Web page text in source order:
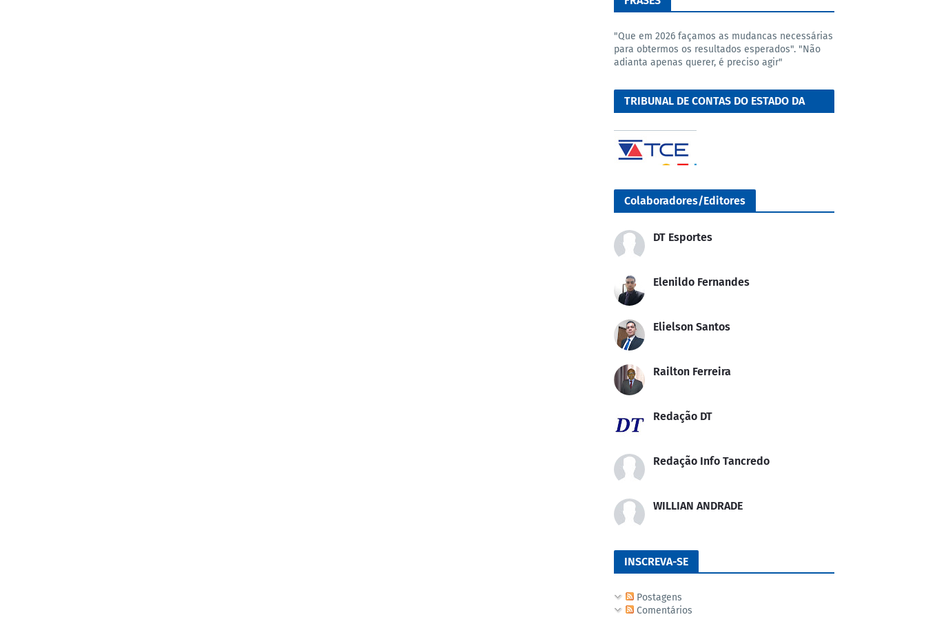
"Que em 2026 façamos as mudancas necessárias
para obtermos os resultados esperados". "Não
adianta apenas querer, é preciso agir"
TRIBUNAL DE CONTAS DO ESTADO DA
Colaboradores/Editores
DT Esportes
Elenildo Fernandes
Elielson Santos
Railton Ferreira
Redação DT
Redação Info Tancredo
WILLIAN ANDRADE
INSCREVA-SE
Postagens
Comentários